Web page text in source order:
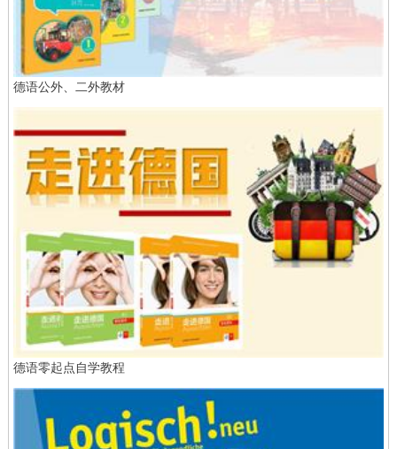
德语公外、二外教材
德语零起点自学教程